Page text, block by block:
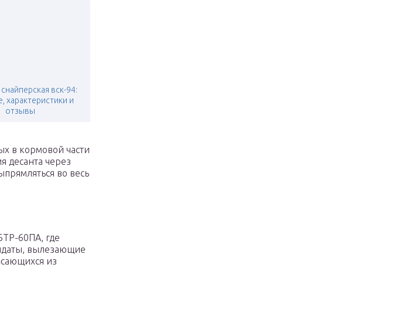
вск-94:
характеристики и
отзывы
в кормовой части
десанта через
во весь
60ПА, где
вылезающие
из